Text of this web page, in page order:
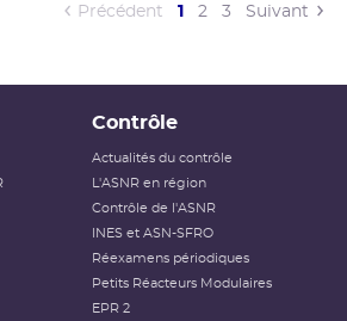
Précédent 1 (current)
2 3 Suivant
Contrôle
Actualités du contrôle
L'ASNR en région
Contrôle de l'ASNR
INES et ASN-SFRO
Réexamens périodiques
Petits Réacteurs Modulaires
EPR 2